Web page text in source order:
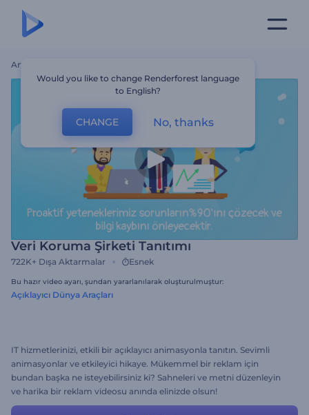
Ana Sayfa
Veri Koruma Şirketi Tanıtımı
722K+ Dışa Aktarmalar Esnek
Bu hazır video ayarı, şundan yararlanılarak oluşturulmuştur:
Açıklayıcı Dünya Araçları
IT hizmetlerinizi, etkili bir açıklayıcı animasyonla tanıtın. Sevimli
animasyonlar ve etkileyici hikaye. Mükemmel bir reklam için
bundan başka ne isteyebilirsiniz ki? Sahneleri ve metni düzenleyin
ve harika bir reklam videosu anında elinizde olsun!
Would you like to change Renderforest language
to English?
CHANGE No, thanks